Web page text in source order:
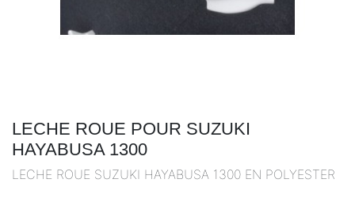
LECHE ROUE POUR SUZUKI
HAYABUSA 1300
LECHE ROUE SUZUKI HAYABUSA 1300 EN POLYESTER